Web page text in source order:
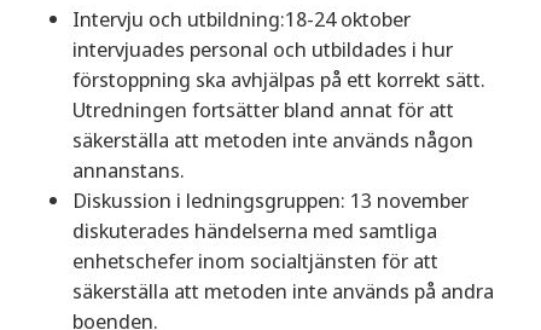
Intervju och utbildning:18-24 oktober
intervjuades personal och utbildades i hur
förstoppning ska avhjälpas på ett korrekt sätt.
Utredningen fortsätter bland annat för att
säkerställa att metoden inte används någon
annanstans.
Diskussion i ledningsgruppen: 13 november
diskuterades händelserna med samtliga
enhetschefer inom socialtjänsten för att
säkerställa att metoden inte används på andra
boenden.